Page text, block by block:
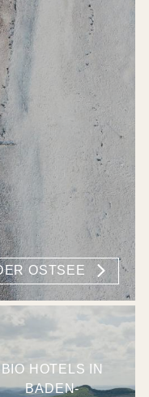
OSTSEE
BIO HOTELS IN
BADEN-